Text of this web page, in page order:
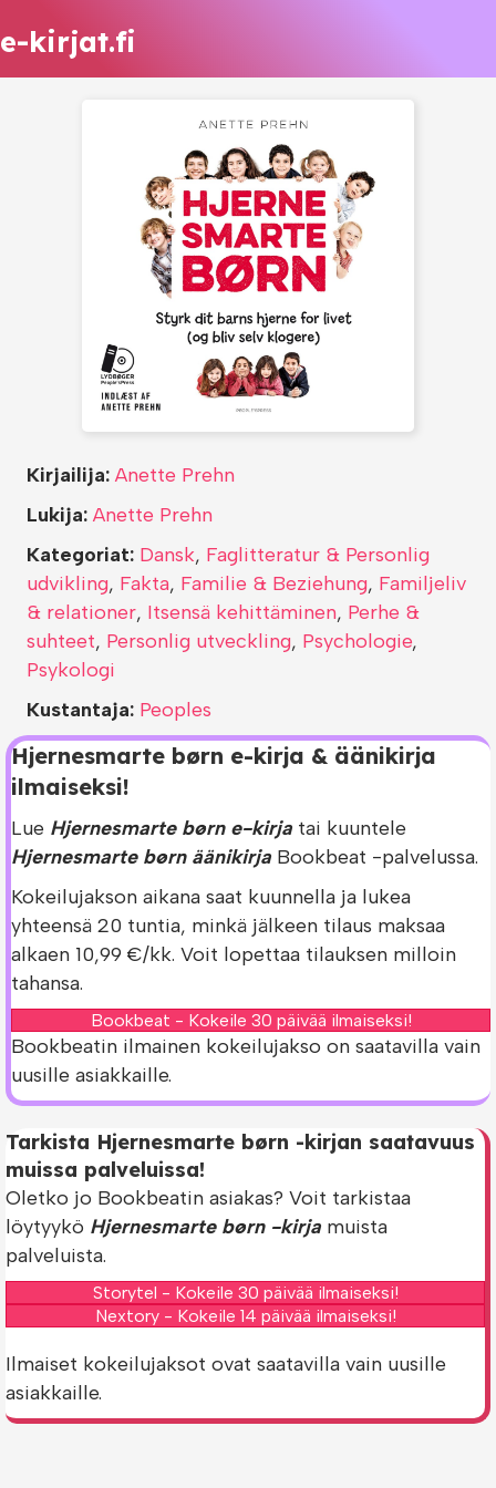
e-kirjat.fi
Hjernesmarte børn e-kirja & äänikirja
ilmaiseksi!
Lue Hjernesmarte børn e-kirja tai kuuntele
Hjernesmarte børn äänikirja Bookbeat -palvelussa.
Kokeilujakson aikana saat kuunnella ja lukea
yhteensä 20 tuntia, minkä jälkeen tilaus maksaa
alkaen 10,99 €/kk. Voit lopettaa tilauksen milloin
tahansa.
Bookbeat - Kokeile 30 päivää ilmaiseksi!
Bookbeatin ilmainen kokeilujakso on saatavilla vain
uusille asiakkaille.
Kirjailija: Anette Prehn
Lukija: Anette Prehn
Kategoriat: Dansk, Faglitteratur & Personlig
udvikling, Fakta, Familie & Beziehung, Familjeliv
& relationer, Itsensä kehittäminen, Perhe &
suhteet, Personlig utveckling, Psychologie,
Psykologi
Kustantaja: Peoples
Tarkista Hjernesmarte børn -kirjan saatavuus
muissa palveluissa!
Oletko jo Bookbeatin asiakas? Voit tarkistaa
löytyykö Hjernesmarte børn -kirja muista
palveluista.
Storytel - Kokeile 30 päivää ilmaiseksi!
Nextory - Kokeile 14 päivää ilmaiseksi!
Ilmaiset kokeilujaksot ovat saatavilla vain uusille
asiakkaille.